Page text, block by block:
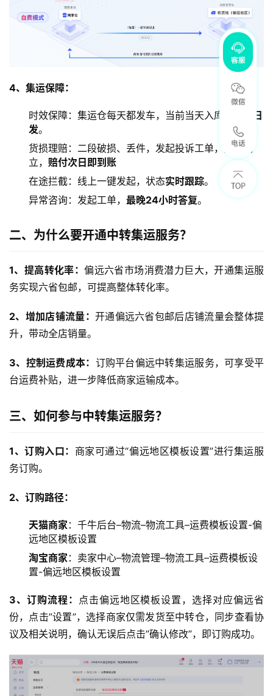
4、集运保障：
时效保障：集运仓每天都发车，当前当天入库
最晚次日
发。
货损理赔：二段破损、丢件，发起投诉工单，判责成
立， 赔付次日即到账
在途拦截：线上一键发起，状态实时跟踪。
异常咨询：发起工单， 最晚24小时答复。
二、为什么要开通中转集运服务？
1、提高转化率：偏远六省市场消费潜力巨大，开通集运服
务实现六省包邮，可提高整体转化率。
2、增加店铺流量： 开通偏远六省包邮后店铺流量会整体提
升，带动全店销量。
3、控制运费成本： 订购平台偏远中转集运服务，可享受平
台运费补贴，进一步降低商家运输成本。
三、如何参与中转集运服务？
1、订购入口： 商家可通过“偏远地区模板设置”进行集运服
务订购。
2、订购路径：
天猫商家 ：千牛后台–物流–物流工具–运费模板设置-偏
远地区模板设置
淘宝商家 ：卖家中心–物流管理–物流工具–运费模板设
置-偏远地区模板设置
3、订购流程：
点击偏远地区模板设置，选择对应偏远省
份，点击”设置”，选择商家仅需发货至中转仓，同步查看协
议及相关说明，确认无误后点击”确认修改”，即订购成功。